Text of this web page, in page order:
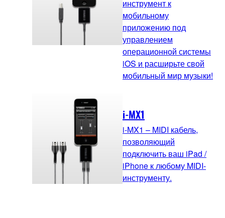
инструмент к
мобильному
приложению под
управлением
операционной системы
iOS и расширьте свой
мобильный мир музыки!
i-MX1
i-MX1 – MIDI кабель,
позволяющий
подключить ваш iPad /
iPhone к любому MIDI-
инструменту.